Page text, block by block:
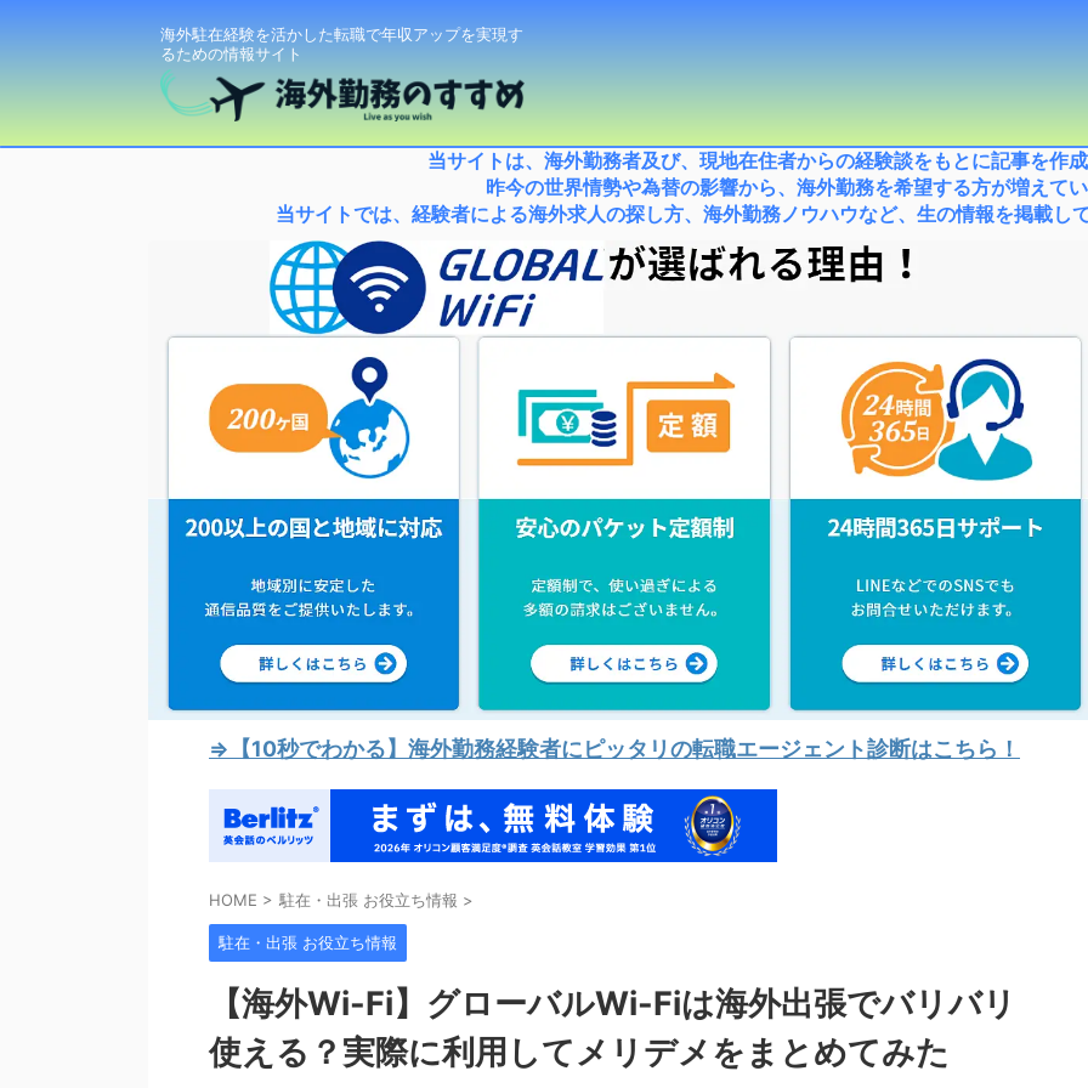
海外駐在経験を活かした転職で年収アップを実現す
るための情報サイト
当サイトは、海外勤務者及び、現地在住者からの経験談をもとに記事を作
昨今の世界情勢や為替の影響から、海外勤務を希望する方が増えて
当サイトでは、経験者による海外求人の探し方、海外勤務ノウハウなど、生の情報を掲載し
⇒【10秒でわかる】海外勤務経験者にピッタリの転職エージェント診断はこちら！
HOME > 駐在・出張 お役立ち情報 >
駐在・出張 お役立ち情報
【海外Wi-Fi】グローバルWi-Fiは海外出張でバリバリ
使える？実際に利用してメリデメをまとめてみた